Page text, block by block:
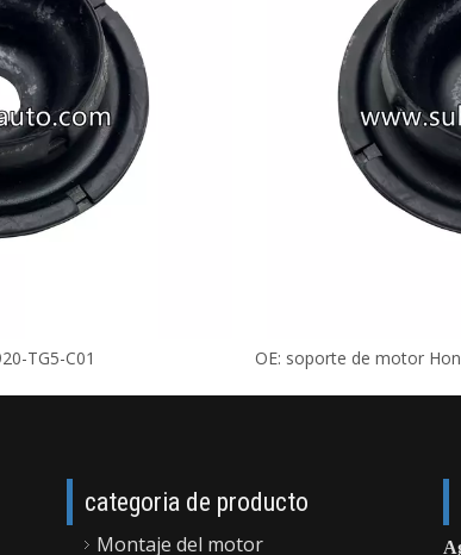
TG5-C01 OE: soporte de motor
categoria de producto
Montaje del motor